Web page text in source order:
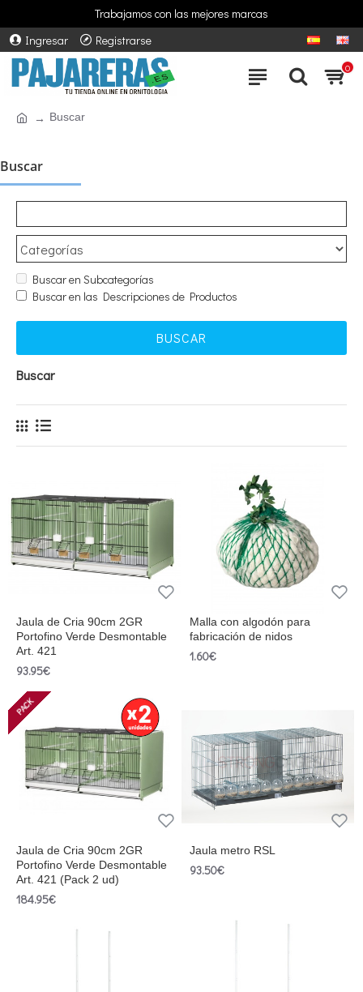
Trabajamos con las mejores marcas
Ingresar
Registrarse
0
Buscar
Buscar
Buscar en Subcategorías
Buscar en las Descripciones de Productos
BUSCAR
Buscar
Jaula de Cria 90cm 2GR
Portofino Verde Desmontable
Art. 421
93.95€
Malla con algodón para
fabricación de nidos
1.60€
PACK
Jaula de Cria 90cm 2GR
Portofino Verde Desmontable
Art. 421 (Pack 2 ud)
184.95€
Jaula metro RSL
93.50€